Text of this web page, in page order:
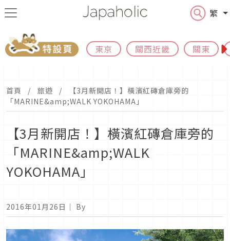
繁
東京 關西近畿 關東
首頁 旅遊
【3月新開店！】橫濱紅磚倉庫旁的
「MARINE&amp;WALK YOKOHAMA」
【3月新開店！】橫濱紅磚倉庫旁的
「MARINE&amp;WALK
YOKOHAMA」
2016年01月26日 ｜ By